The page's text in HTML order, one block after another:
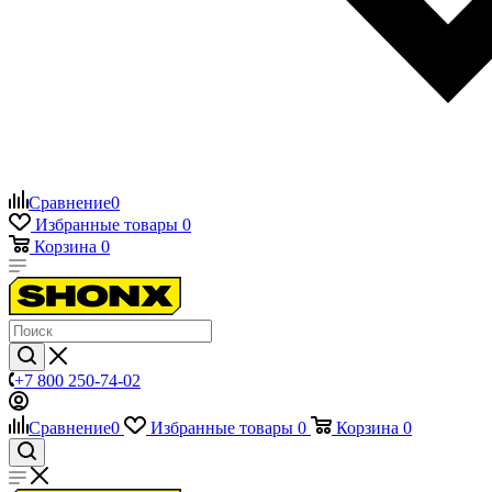
Сравнение0
Избранные товары 0
Корзина 0
+7 800 250-74-02
Сравнение0 Избранные товары 0 Корзина 0